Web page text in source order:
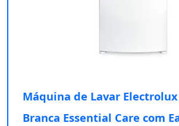
Máquina de Lavar
Branca Essential Care com